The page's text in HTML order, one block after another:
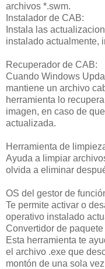
archivos *.swm.
Instalador de CAB:
Instala las
instalado actualmente,
Recuperador de CAB:
Cuando Windows
mantiene un archivo
herramienta lo
imagen, en caso de
actualizada.
Herramienta de
Ayuda a limpiar
olvida a eliminar
OS del gestor de
Te permite activar o
operativo instalado
Convertidor de
Esta herramienta te
el archivo .exe que
montón de una sola